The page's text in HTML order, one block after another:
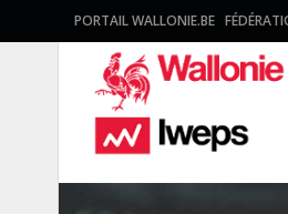
PORTAIL WALLONIE.BE